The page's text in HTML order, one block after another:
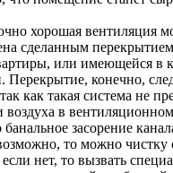
хорошая вентиляция
сделанным
или имеющейся в
Перекрытие, конечно,
как такая система не
в
засорение
то можно чистку
нет, то вызвать